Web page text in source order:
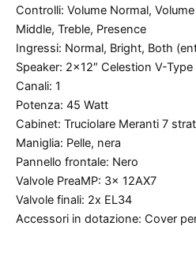
Controlli: Volume Normal,
Middle, Treble, Presence
Ingressi: Normal, Bright, Both
Speaker: 2×12″ Celestion V-Type
Canali: 1
Potenza: 45 Watt
Cabinet: Truciolare Meranti 7
Maniglia: Pelle, nera
Pannello frontale: Nero
Valvole PreaMP: 3x 12AX7
Valvole finali: 2x EL34
Accessori in dotazione: Cover